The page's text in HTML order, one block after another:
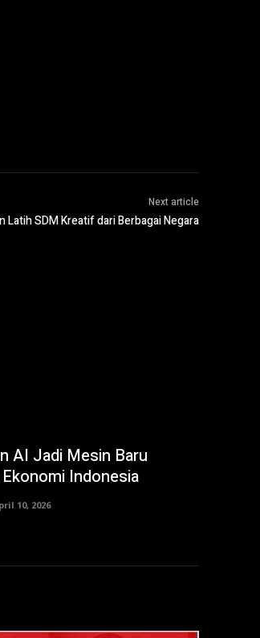
Next article
Latih SDM Kreatif dari Berbagai Negara
AI Jadi Mesin Baru
Indonesia
10, 2026